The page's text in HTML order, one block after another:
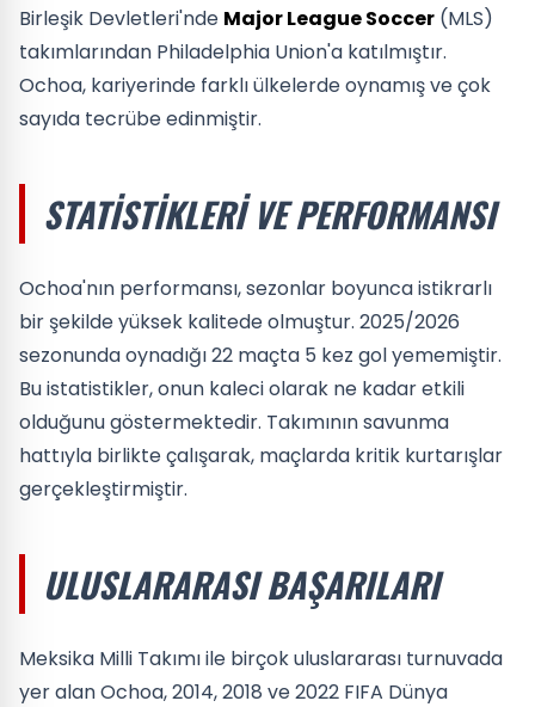
Birleşik Devletleri'nde Major League Soccer (MLS)
takımlarından Philadelphia Union'a katılmıştır.
Ochoa, kariyerinde farklı ülkelerde oynamış ve çok
sayıda tecrübe edinmiştir.
STATISTIKLERI VE PERFORMANSI
Ochoa'nın performansı, sezonlar boyunca istikrarlı
bir şekilde yüksek kalitede olmuştur. 2025/2026
sezonunda oynadığı 22 maçta 5 kez gol yememiştir.
Bu istatistikler, onun kaleci olarak ne kadar etkili
olduğunu göstermektedir. Takımının savunma
hattıyla birlikte çalışarak, maçlarda kritik kurtarışlar
gerçekleştirmiştir.
ULUSLARARASI BAŞARILARI
Meksika Milli Takımı ile birçok uluslararası turnuvada
yer alan Ochoa, 2014, 2018 ve 2022 FIFA Dünya